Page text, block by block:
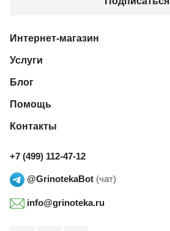
Интернет-магазин
Услуги
Блог
Помощь
Контакты
+7 (499) 112-47-12
@GrinotekaBot (чат)
info@grinoteka.ru